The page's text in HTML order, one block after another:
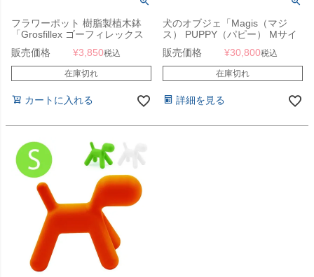
フラワーポット 樹脂製植木鉢
「Grosfillex ゴーフィレックス
TOKYO プランター Solo 直径
30cm （約9号深鉢）」
販売価格 ¥3,850税込
在庫切れ
カートに入れる
犬のオブジェ「Magis（マジ
ス） PUPPY（パピー） Mサイ
ズ MT52」
販売価格 ¥30,800税込
在庫切れ
詳細を見る